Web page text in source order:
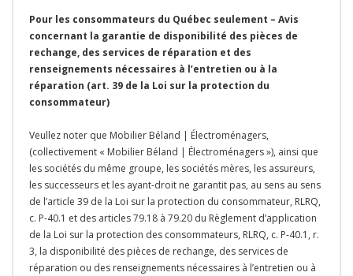
Pour les consommateurs du Québec seulement – Avis
concernant la garantie de disponibilité des pièces de
rechange, des services de réparation et des
renseignements nécessaires à l’entretien ou à la
réparation (art. 39 de la Loi sur la protection du
consommateur)
Veullez noter que Mobilier Béland | Électroménagers,
(collectivement « Mobilier Béland | Électroménagers »), ainsi que
les sociétés du même groupe, les sociétés mères, les assureurs,
les successeurs et les ayant-droit ne garantit pas, au sens au sens
de l’article 39 de la Loi sur la protection du consommateur, RLRQ,
c. P-40.1 et des articles 79.18 à 79.20 du Règlement d’application
de la Loi sur la protection des consommateurs, RLRQ, c. P-40.1, r.
3, la disponibilité des pièces de rechange, des services de
réparation ou des renseignements nécessaires à l’entretien ou à